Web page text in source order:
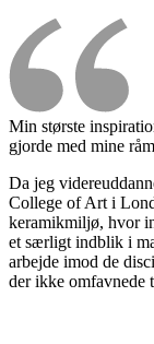
Min største
gjorde med mine
Da jeg
College of Art i
keramikmiljø, hvor
et særligt indblik i
arbejde imod de
der ikke omfavnede